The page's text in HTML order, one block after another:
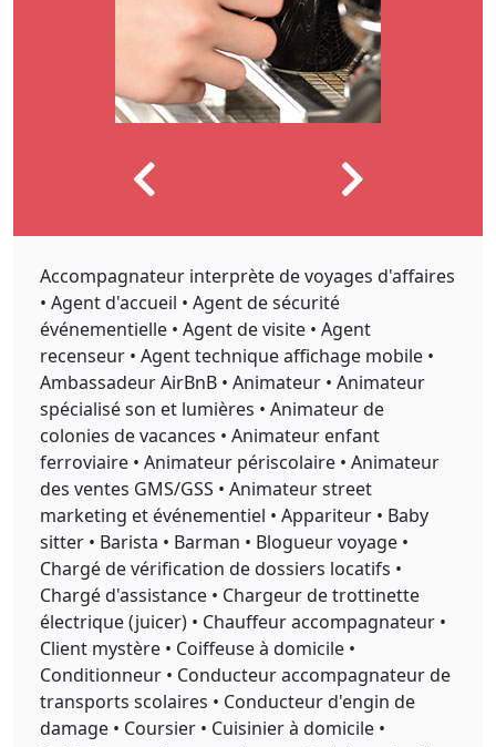
Accompagnateur interprète de voyages d'affaires
• Agent d'accueil • Agent de sécurité
événementielle • Agent de visite • Agent
recenseur • Agent technique affichage mobile •
Ambassadeur AirBnB • Animateur • Animateur
spécialisé son et lumières • Animateur de
colonies de vacances • Animateur enfant
ferroviaire • Animateur périscolaire • Animateur
des ventes GMS/GSS • Animateur street
marketing et événementiel • Appariteur • Baby
sitter • Barista • Barman • Blogueur voyage •
Chargé de vérification de dossiers locatifs •
Chargé d'assistance • Chargeur de trottinette
électrique (juicer) • Chauffeur accompagnateur •
Client mystère • Coiffeuse à domicile •
Conditionneur • Conducteur accompagnateur de
transports scolaires • Conducteur d'engin de
damage • Coursier • Cuisinier à domicile •